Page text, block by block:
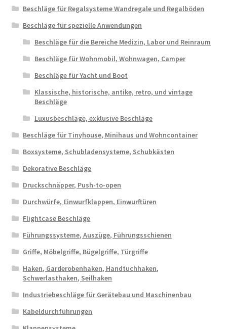
Beschläge für Regalsysteme Wandregale und Regalböden
Beschläge für spezielle Anwendungen
Beschläge für die Bereiche Medizin, Labor und Reinraum
Beschläge für Wohnmobil, Wohnwagen, Camper
Beschläge für Yacht und Boot
Klassische, historische, antike, retro, und vintage
Beschläge
Luxusbeschläge, exklusive Beschläge
Beschläge für Tinyhouse, Minihaus und Wohncontainer
Boxsysteme, Schubladensysteme, Schubkästen
Dekorative Beschläge
Druckschnäpper, Push-to-open
Durchwürfe, Einwurfklappen, Einwurftüren
Flightcase Beschläge
Führungssysteme, Auszüge, Führungsschienen
Griffe, Möbelgriffe, Bügelgriffe, Türgriffe
Haken, Garderobenhaken, Handtuchhaken,
Schwerlasthaken, Seilhaken
Industriebeschläge für Gerätebau und Maschinenbau
Kabeldurchführungen